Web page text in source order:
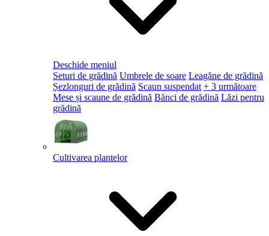
Deschide meniul
Seturi de grădină Umbrele de soare Leagăne de grădină
Șezlonguri de grădină Scaun suspendat + 3 următoare
Mese și scaune de grădină Bănci de grădină Lăzi pentru
grădină
Cultivarea plantelor